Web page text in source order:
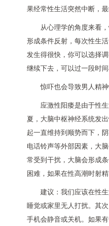
果经常性生活突然中断，最
从心理学的角度来看
形成条件反射，每次性生
发生得很快，你可以选择
继续下去，可以过一段时间
惊吓也会导致男人精神
应激性阳痿是由于性
夏，大脑中枢神经系统发
起一直维持到顺势而下，
电话铃声等外部因素，大
常受到干扰，大脑会形成
困难，如果在性高潮时射
建议：我们应该在性
睡觉或家里无人打扰。其
手机会静音或关机。如果